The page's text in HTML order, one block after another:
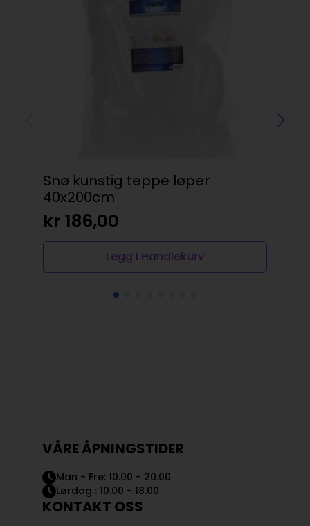
Snø kunstig teppe løper
40x200cm
kr 186,00
Legg I Handlekurv
VÅRE ÅPNINGSTIDER
Man - Fre: 10.00 - 20.00
Lørdag : 10.00 - 18.00
KONTAKT OSS